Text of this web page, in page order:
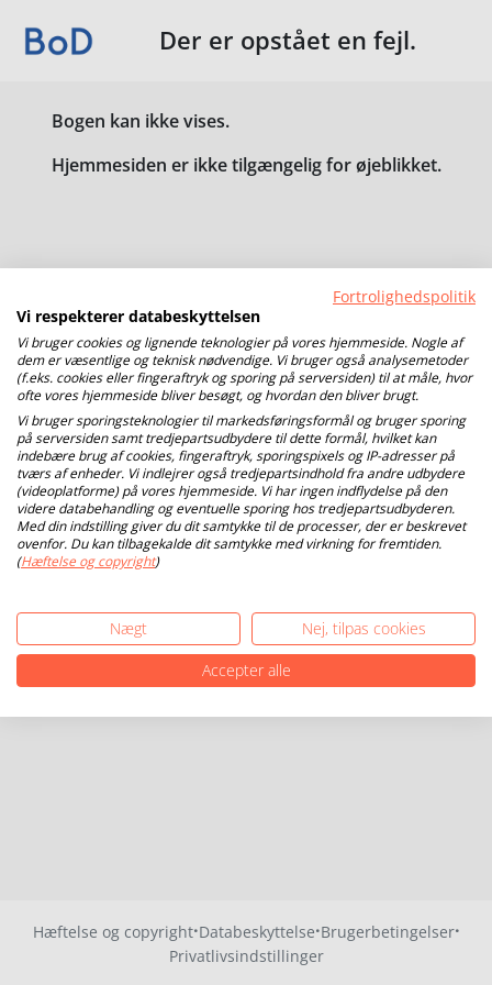
Der er opstået en fejl.
Bogen kan ikke vises.
Hjemmesiden er ikke tilgængelig for øjeblikket.
Hæftelse og copyright·Databeskyttelse·Brugerbetingelser·
Privatlivsindstillinger
Fortrolighedspolitik
Vi respekterer databeskyttelsen
Vi bruger cookies og lignende teknologier på vores hjemmeside. Nogle af
dem er væsentlige og teknisk nødvendige. Vi bruger også analysemetoder
(f.eks. cookies eller fingeraftryk og sporing på serversiden) til at måle, hvor
ofte vores hjemmeside bliver besøgt, og hvordan den bliver brugt.
Vi bruger sporingsteknologier til markedsføringsformål og bruger sporing
på serversiden samt tredjepartsudbydere til dette formål, hvilket kan
indebære brug af cookies, fingeraftryk, sporingspixels og IP-adresser på
tværs af enheder. Vi indlejrer også tredjepartsindhold fra andre udbydere
(videoplatforme) på vores hjemmeside. Vi har ingen indflydelse på den
videre databehandling og eventuelle sporing hos tredjepartsudbyderen.
Med din indstilling giver du dit samtykke til de processer, der er beskrevet
ovenfor. Du kan tilbagekalde dit samtykke med virkning for fremtiden.
(Hæftelse og copyright)
Nægt
Nej, tilpas cookies
Accepter alle